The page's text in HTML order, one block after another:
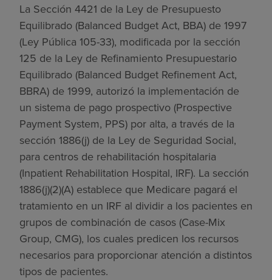
La Sección 4421 de la Ley de Presupuesto
Equilibrado (Balanced Budget Act, BBA) de 1997
(Ley Pública 105-33), modificada por la sección
125 de la Ley de Refinamiento Presupuestario
Equilibrado (Balanced Budget Refinement Act,
BBRA) de 1999, autorizó la implementación de
un sistema de pago prospectivo (Prospective
Payment System, PPS) por alta, a través de la
sección 1886(j) de la Ley de Seguridad Social,
para centros de rehabilitación hospitalaria
(Inpatient Rehabilitation Hospital, IRF). La sección
1886(j)(2)(A) establece que Medicare pagará el
tratamiento en un IRF al dividir a los pacientes en
grupos de combinación de casos (Case-Mix
Group, CMG), los cuales predicen los recursos
necesarios para proporcionar atención a distintos
tipos de pacientes.